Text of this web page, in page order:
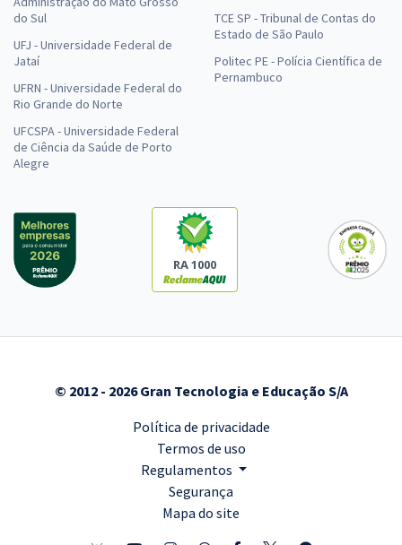
do Sul
UFJ - Universidade Federal de
Jataí
UFRN - Universidade Federal do
Rio Grande do Norte
UFCSPA - Universidade Federal
de Ciência da Saúde de Porto
Alegre
TCE SP - Tribunal de Contas do
Estado de São Paulo
Politec PE - Polícia Científica de
Pernambuco
RA 1000
© 2012 - 2026 Gran Tecnologia e Educação S/A
Política de privacidade
Termos de uso
Regulamentos
Segurança
Mapa do site